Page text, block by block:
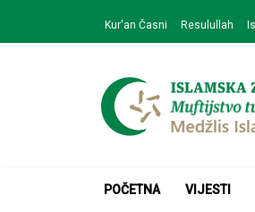
navigation
content
Kur'an Časni Resulullah
Medžlis
POČETNA VIJESTI